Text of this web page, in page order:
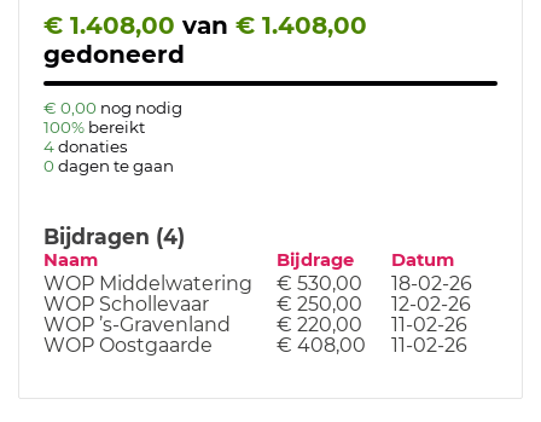
€ 1.408,00 van € 1.408,00
gedoneerd
€ 0,00 nog nodig
100% bereikt
4donaties
0 dagen te gaan
Bijdragen (4)
Naam Bijdrage Datum
WOP Middelwatering € 530,00
18-02-26
WOP Schollevaar
€ 250,00
12-02-26
WOP ’s-Gravenland
€ 220,00
11-02-26
WOP Oostgaarde
€ 408,00 11-02-26